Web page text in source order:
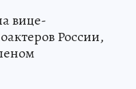
вице-
России,